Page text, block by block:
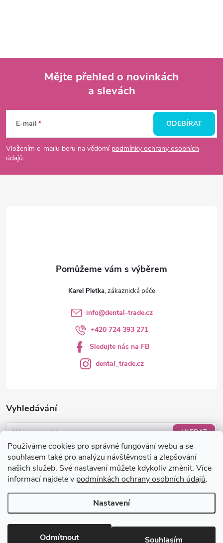
Používáme cookies pro správné fungování webu a se
souhlasem také pro analýzu návštěvnosti a zlepšování
našich služeb. Své nastavení můžete kdykoliv změnit. Více
informací najdete v podmínkách ochrany osobních údajů.
Nastavení
Odmítnout Souhlasím
p
a
Mějte přehled o novinkách
a slevách
E-mail
Vložením e-mailu beru na vědomí podmínky ochrany osobních
údajů.
ODEBÍRAT
Vyhledávání
HLEDAT
Nákupní košík
0KS /0 KČ
Karel Pletka
info@dental-trade.cz
+420 724 393 271
Sledujte nás na FB
dental_trade.cz
Copyright 2026dental-trade.cz. Všechna práva vyhrazena.Upravit
nastavení cookies